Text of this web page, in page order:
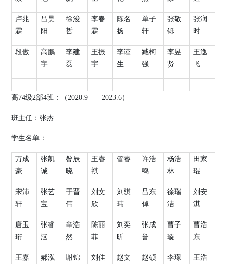
卢兆
霖
吕昊
阳
徐浚
哲
李春
霖
陈名
扬
单子
轩
张敬
铄
张润
时
段傲
高鹏
宇
李建
磊
王振
宇
李谨
生
臧柯
强
李昱
贤
王逸
飞
高74级2部4班：（2020.9——2023.6）
班主任：张杰
学生名单：
万成
豪
张凯
诚
昝辰
晓
王睿
祺
管睿
许浩
鸣
杨浩
林
田家
琨
宋沛
轩
张艺
宝
于晋
伟
刘文
欣
刘骐
玮
吕东
倬
徐瑞
洁
刘安
淇
唐玉
珩
张睿
涵
辛浩
然
陈丽
菲
刘奕
昕
张成
誉
曹子
璇
曹浩
东
王嘉
郝泓
谢锦
刘佳
赵文
赵硕
李璟
王浩